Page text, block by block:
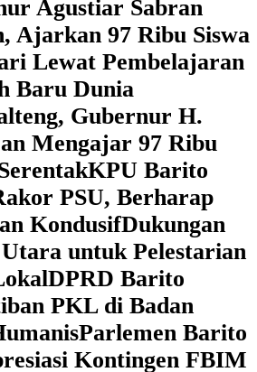
Agustiar Sabran
Ajarkan 97 Ribu Siswa
Lewat Pembelajaran
Baru Dunia
Gubernur H.
Mengajar 97 Ribu
KPU Barito
PSU, Berharap
KondusifDukungan
untuk Pelestarian
DPRD Barito
PKL di Badan
Parlemen Barito
Kontingen FBIM